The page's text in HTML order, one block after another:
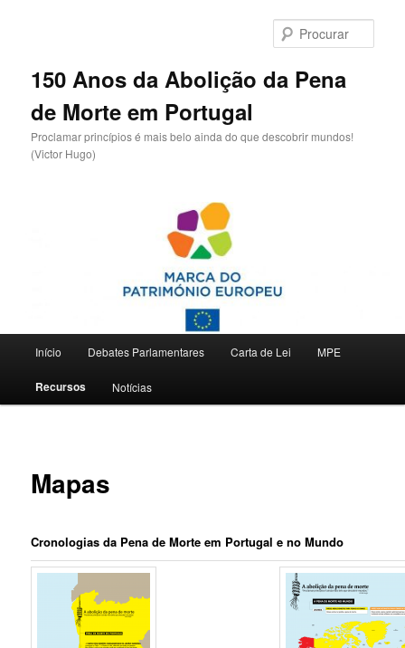
primário150 Anos da Abolição da Pena
de Morte em Portugal
Proclamar princípios é mais belo ainda do que descobrir mundos!
(Victor Hugo)
principal
Início Debates Parlamentares Carta de Lei MPE
Recursos Notícias
Mapas
Cronologias da Pena de Morte em Portugal e no Mundo